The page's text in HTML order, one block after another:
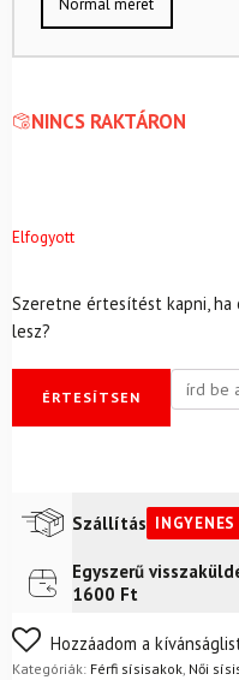
Normál méret
NINCS RAKTÁRON
Elfogyott
Szeretne értesítést kapni,
lesz?
ÉRTESÍTSEN
Szállítás INGYENES
Futár a címreIngyenes
FoxPost
Egyszerű
1600 Ft
Nem biztos a
egyszerűen
Hozzáadom a
Kategóriák: Férfi sísisakok, Női